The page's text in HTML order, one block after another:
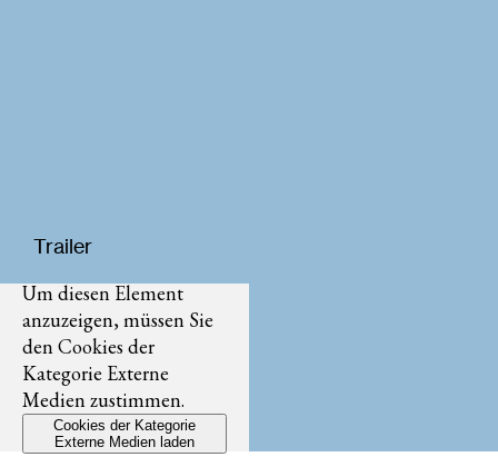
Trailer
Um diesen Element
anzuzeigen, müssen Sie
den Cookies der
Kategorie Externe
Medien zustimmen.
Cookies der Kategorie
Externe Medien laden